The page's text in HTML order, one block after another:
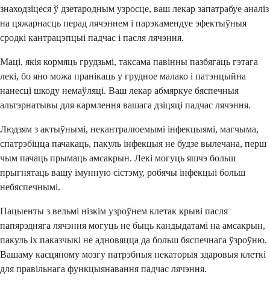
знаходзіцеся ў дзетародным узросце, ваш лекар запатрабуе аналіз
на цяжарнасць перад лячэннем і парэкамендуе эфектыўныя
сродкі кантрацэпцыі падчас і пасля лячэння.
Маці, якія кормяць грудзьмі, таксама павінны пазбягаць гэтага
лекі, бо яно можа пранікаць у грудное малако і патэнцыйна
нанесці шкоду немаўляці. Ваш лекар абмяркуе бяспечныя
альтэрнатывы для кармлення вашага дзіцяці падчас лячэння.
Людзям з актыўнымі, некантралюемымі інфекцыямі, магчыма,
спатрэбіцца пачакаць, пакуль інфекцыя не будзе вылечана, перш
чым пачаць прымаць амсакрын. Лекі могуць яшчэ больш
прыгнятаць вашу імунную сістэму, робячы інфекцыі больш
небяспечнымі.
Пацыенты з вельмі нізкім узроўнем клетак крыві пасля
папярэдняга лячэння могуць не быць кандыдатамі на амсакрын,
пакуль іх паказчыкі не адновяцца да больш бяспечнага ўзроўню.
Вашаму касцяному мозгу патрэбныя некаторыя здаровыя клеткі
для правільнага функцыянавання падчас лячэння.